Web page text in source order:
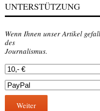
UNTERSTÜTZUNG
Wenn Ihnen unser Artikel
des
Journalismus.
Weiter